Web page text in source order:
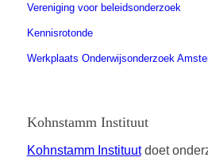
Vereniging voor beleidsonderzoek
Kennisrotonde
Werkplaats Onderwijsonderzoek
Kohnstamm Instituut
Kohnstamm Instituutdoet